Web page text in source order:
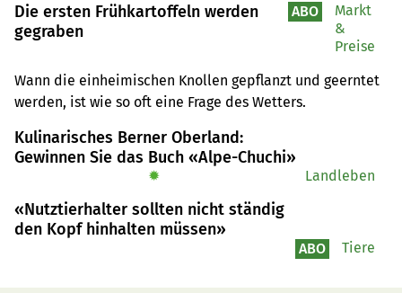
Die ersten Frühkartoffeln werden
gegraben
Wann die einheimischen Knollen gepflanzt und geerntet
werden, ist wie so oft eine Frage des Wetters.
ABO
Markt
&
Preise
Kulinarisches Berner Oberland:
Gewinnen Sie das Buch «Alpe-Chuchi»
✹ Landleben
«Nutztierhalter sollten nicht ständig
den Kopf hinhalten müssen»
ABO Tiere